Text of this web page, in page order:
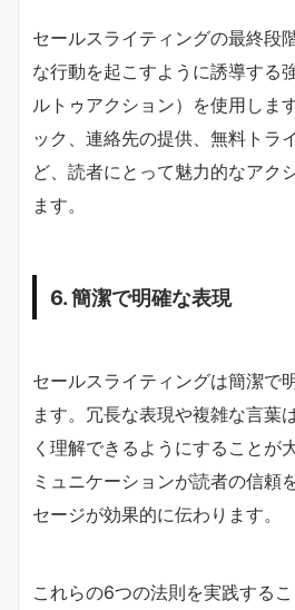
セールスライティングの最終段
な行動を起こすように誘導する
ルトゥアクション）を使用しま
ック、連絡先の提供、無料トラ
ど、読者にとって魅力的なアク
ます。
6. 簡潔で明確な表現
セールスライティングは簡潔で
ます。冗長な表現や複雑な言葉
く理解できるようにすることが
ミュニケーションが読者の信頼
セージが効果的に伝わります。
これらの6つの法則を実践する